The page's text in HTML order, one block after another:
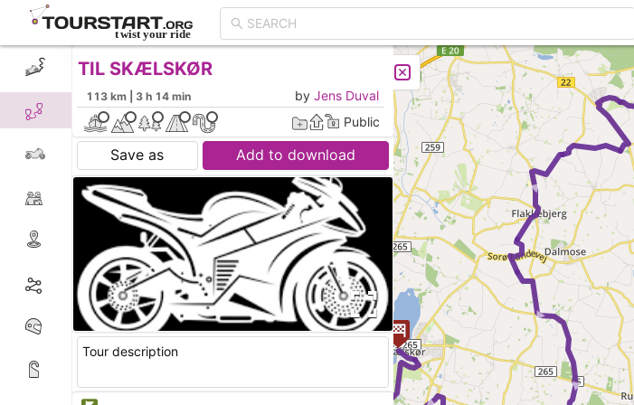
► ►
►
CREATE TOUR
TIL SKÆLSKØR
113 km | 3 h 14 min by Jens Duval
Public
Save as Add to download
Tour description